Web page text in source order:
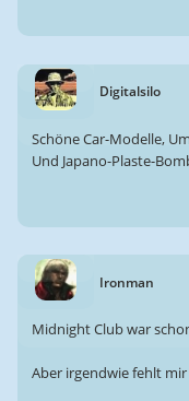
Digitalsilo
Schöne Car-Modelle,
Und Japano-Plaste-
Ironman
Midnight Club war
Aber irgendwie fehlt